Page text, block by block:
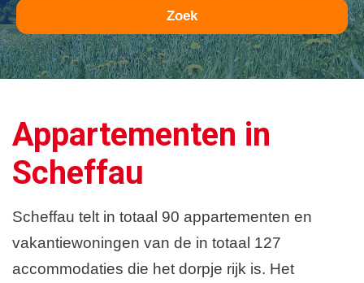
Zoek
Appartementen in
Scheffau
Scheffau telt in totaal 90 appartementen en
vakantiewoningen van de in totaal 127
accommodaties die het dorpje rijk is. Het